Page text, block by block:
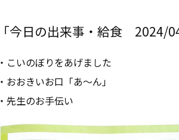
「今日の出来事・給食 2024/
・こいのぼりをあげました
・おおきいお口「あ～ん」
・先生のお手伝い